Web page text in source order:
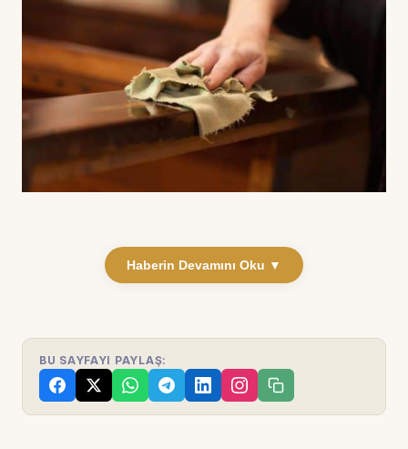
Haberin Devamını Oku ▼
BU SAYFAYI PAYLAŞ: